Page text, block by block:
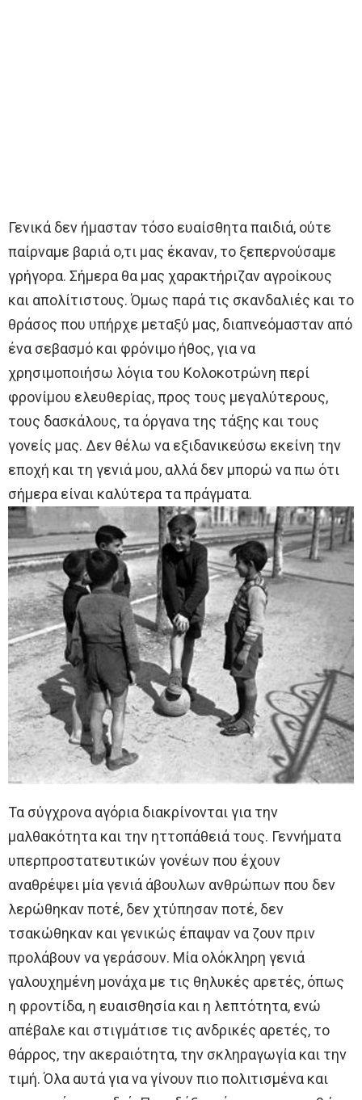
Γενικά δεν ήμασταν τόσο ευαίσθητα παιδιά, ούτε
παίρναμε βαριά ο,τι μας έκαναν, το ξεπερνούσαμε
γρήγορα. Σήμερα θα μας χαρακτήριζαν αγροίκους
και απολίτιστους. Όμως παρά τις σκανδαλιές και το
θράσος που υπήρχε μεταξύ μας, διαπνεόμασταν από
ένα σεβασμό και φρόνιμο ήθος, για να
χρησιμοποιήσω λόγια του Κολοκοτρώνη περί
φρονίμου ελευθερίας, προς τους μεγαλύτερους,
τους δασκάλους, τα όργανα της τάξης και τους
γονείς μας. Δεν θέλω να εξιδανικεύσω εκείνη την
εποχή και τη γενιά μου, αλλά δεν μπορώ να πω ότι
σήμερα είναι καλύτερα τα πράγματα.
Τα σύγχρονα αγόρια διακρίνονται για την
μαλθακότητα και την ηττοπάθειά τους. Γεννήματα
υπερπροστατευτικών γονέων που έχουν
αναθρέψει μία γενιά άβουλων ανθρώπων που δεν
λερώθηκαν ποτέ, δεν χτύπησαν ποτέ, δεν
τσακώθηκαν και γενικώς έπαψαν να ζουν πριν
προλάβουν να γεράσουν. Μία ολόκληρη γενιά
γαλουχημένη μονάχα με τις θηλυκές αρετές, όπως
η φροντίδα, η ευαισθησία και η λεπτότητα, ενώ
απέβαλε και στιγμάτισε τις ανδρικές αρετές, το
θάρρος, την ακεραιότητα, την σκληραγωγία και την
τιμή. Όλα αυτά για να γίνουν πιο πολιτισμένα και